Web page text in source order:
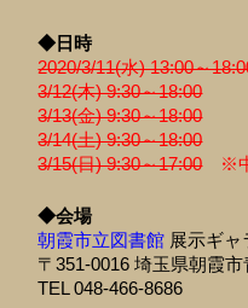
◆日時
2020/3/11(水) 13:00～
3/12(木) 9:30～18:00
3/13(金) 9:30～18:00
3/14(土) 9:30～18:00
3/15(日) 9:30～17:00※
◆会場
朝霞市立図書館 展示ギャ
〒351-0016 埼玉県朝霞
TEL 048-466-8686